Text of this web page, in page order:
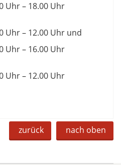
Uhr – 18.00 Uhr
Uhr – 12.00 Uhr und
Uhr – 16.00 Uhr
Uhr – 12.00 Uhr
zurück nach oben